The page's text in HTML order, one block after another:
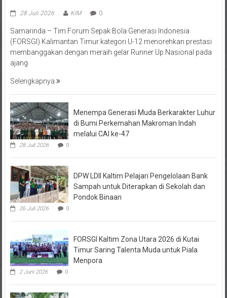
28 Juli 2026 KIM 0
Samarinda – Tim Forum Sepak Bola Generasi Indonesia
(FORSGI) Kalimantan Timur kategori U-12 menorehkan prestasi
membanggakan dengan meraih gelar Runner Up Nasional pada
ajang
Selengkapnya
Menempa Generasi Muda Berkarakter Luhur
di Bumi Perkemahan Makroman Indah
melalui CAI ke-47
28 Juli 2026 0
DPW LDII Kaltim Pelajari Pengelolaan Bank
Sampah untuk Diterapkan di Sekolah dan
Pondok Binaan
26 Juli 2026 0
FORSGI Kaltim Zona Utara 2026 di Kutai
Timur Saring Talenta Muda untuk Piala
Menpora
2 Juni 2026 0